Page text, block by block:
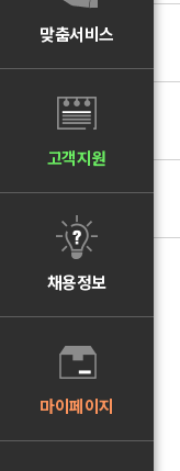
맞춤서비스
고객지원
채용정보
마이페이지